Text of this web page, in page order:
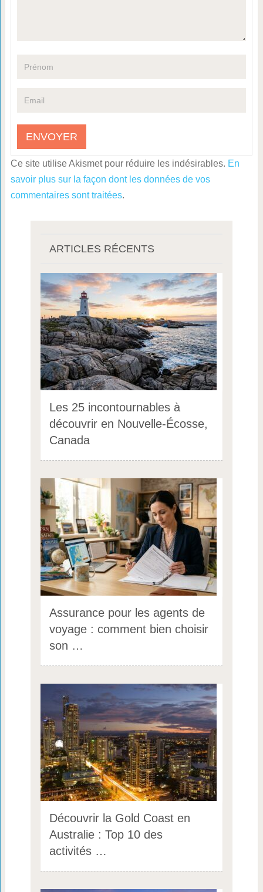
Ce site utilise Akismet pour réduire les indésirables. En
savoir plus sur la façon dont les données de vos
commentaires sont traitées.
ARTICLES RÉCENTS
Les 25 incontournables à
découvrir en Nouvelle-Écosse,
Canada
Assurance pour les agents de
voyage : comment bien choisir
son …
Découvrir la Gold Coast en
Australie : Top 10 des
activités …